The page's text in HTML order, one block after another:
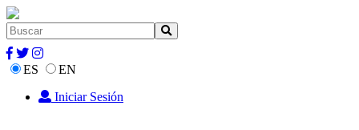
ES
EN
Iniciar Sesión